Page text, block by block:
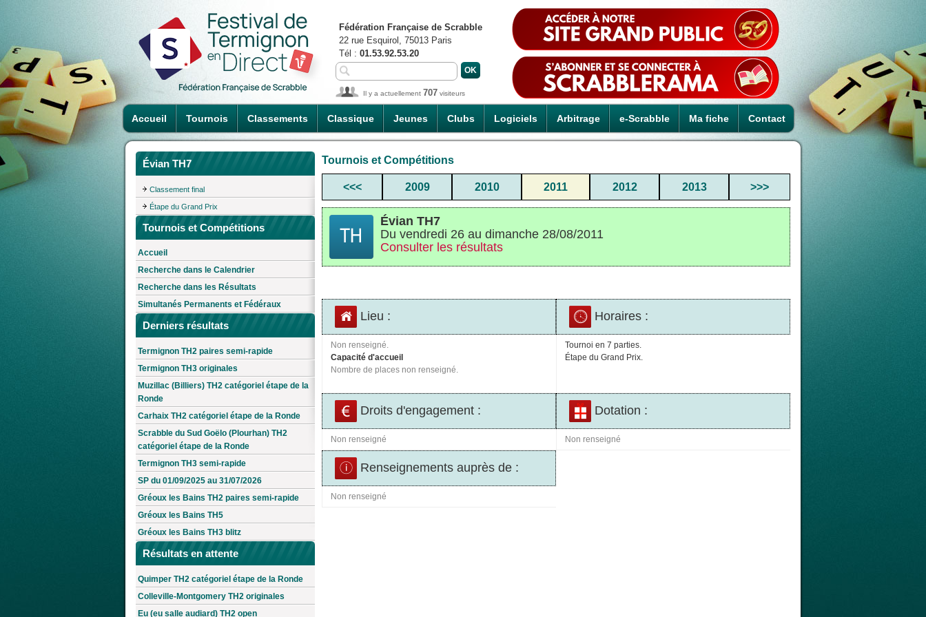
Accueil Tournois Classements Classique Jeunes Clubs Logiciels Arbitrage e-Scrabble Ma fiche Contact
Fédération Française de Scrabble
22 rue Esquirol, 75013 Paris
Tél : 01.53.92.53.20
Il y a actuellement 707 visiteurs
Évian TH7
Classement final
Étape du Grand Prix
Tournois et Compétitions
Accueil
Recherche dans le Calendrier
Recherche dans les Résultats
Simultanés Permanents et Fédéraux
Derniers résultats
Termignon TH2 paires semi-rapide
Termignon TH3 originales
Muzillac (Billiers) TH2 catégoriel étape de la
Ronde
Carhaix TH2 catégoriel étape de la Ronde
Scrabble du Sud Goëlo (Plourhan) TH2
catégoriel étape de la Ronde
Termignon TH3 semi-rapide
SP du 01/09/2025 au 31/07/2026
Gréoux les Bains TH2 paires semi-rapide
Gréoux les Bains TH5
Gréoux les Bains TH3 blitz
Résultats en attente
Quimper TH2 catégoriel étape de la Ronde
Colleville-Montgomery TH2 originales
Eu (eu salle audiard) TH2 open
Tournois et Compétitions
<<< 2009 2010 2011 2012 2013 >>>
Évian TH7
Du vendredi 26 au dimanche 28/08/2011
Consulter les résultats
Lieu : Horaires :
Non renseigné.
Capacité d'accueil
Nombre de places non renseigné.
Tournoi en 7 parties.
Étape du Grand Prix.
Droits d'engagement : Dotation :
Non renseigné Non renseigné
Renseignements auprès de :
Non renseigné